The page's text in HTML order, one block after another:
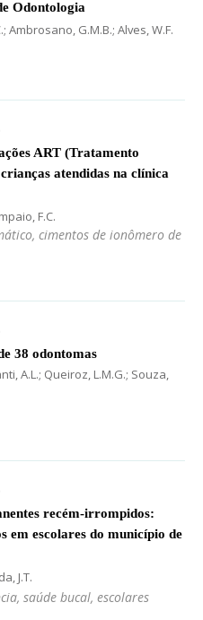
Odontologia
Ambrosano, G.M.B.; Alves, W.F.
ART (Tratamento
atendidas na clínica
F.C.
cimentos de ionômero de
38 odontomas
A.L.; Queiroz, L.M.G.; Souza,
recém-irrompidos:
em escolares do município de
J.T.
saúde bucal, escolares